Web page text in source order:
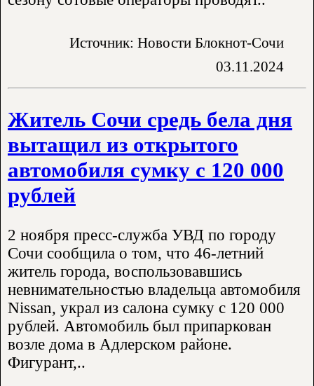
Источник: Новости Блокнот-Сочи
03.11.2024
Житель Сочи средь бела дня
вытащил из открытого
автомобиля сумку с 120 000
рублей
2 ноября пресс-служба УВД по городу
Сочи сообщила о том, что 46-летний
житель города, воспользовавшись
невнимательностью владельца автомобиля
Nissan, украл из салона сумку с 120 000
рублей. Автомобиль был припаркован
возле дома в Адлерском районе.
Фигурант,..